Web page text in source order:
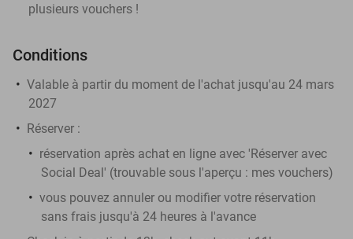
plusieurs vouchers !
Conditions
Valable à partir du moment de l'achat jusqu'au 24 mars
2027
Réserver :
réservation après achat en ligne avec 'Réserver avec
Social Deal' (trouvable sous l'aperçu : mes vouchers)
vous pouvez annuler ou modifier votre réservation
sans frais jusqu'à 24 heures à l'avance